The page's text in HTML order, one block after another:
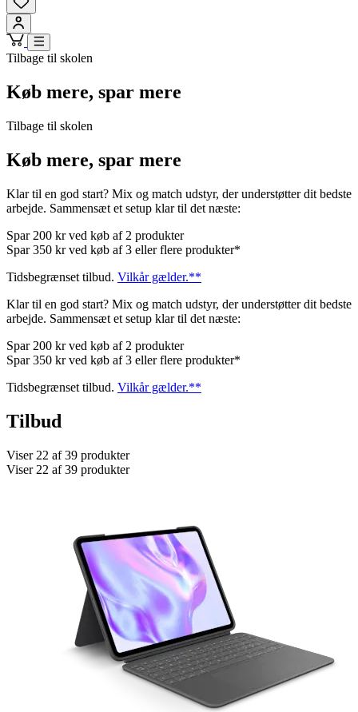
Tilbage til skolen
Køb mere, spar mere
Tilbage til skolen
Køb mere, spar mere
Klar til en god start? Mix og match udstyr, der understøtter dit bedste
arbejde. Sammensæt et setup klar til det næste:
Spar 200 kr ved køb af 2 produkter
Spar 350 kr ved køb af 3 eller flere produkter*
Tidsbegrænset tilbud. Vilkår gælder.**
Klar til en god start? Mix og match udstyr, der understøtter dit bedste
arbejde. Sammensæt et setup klar til det næste:
Spar 200 kr ved køb af 2 produkter
Spar 350 kr ved køb af 3 eller flere produkter*
Tidsbegrænset tilbud. Vilkår gælder.**
Tilbud
Viser 22 af 39 produkter
Viser 22 af 39 produkter